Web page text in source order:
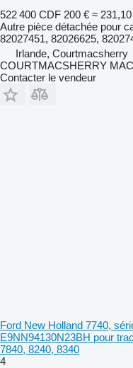
522 400 CDF 200 € ≈
Autre pièce détachée pour
82027451, 82026625,
Irlande, Courtmacsherry
COURTMACSHERRY
Contacter le vendeur
Ford New Holland 7740,
E9NN94130N23BH pour
7840, 8240, 8340
4